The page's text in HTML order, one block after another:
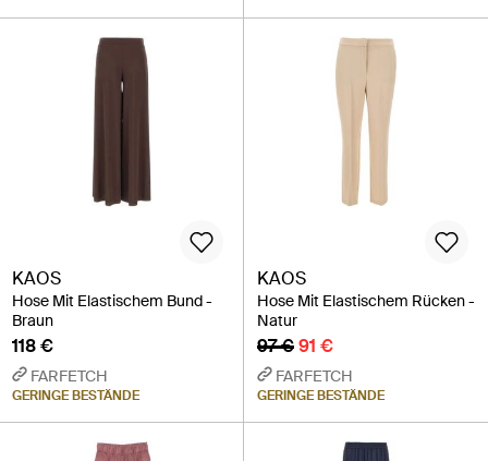
KAOS
Hose Mit Elastischem Bund -
Braun
118 €
FARFETCH
GERINGE BESTÄNDE
KAOS
Hose Mit Elastischem Rücken -
Natur
97 €91 €
FARFETCH
GERINGE BESTÄNDE